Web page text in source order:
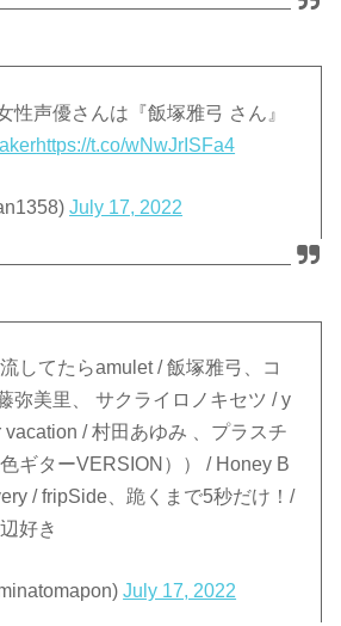
性声優さんは『飯塚雅弓 さん』
https://t.co/wNwJrISFa4
July 17, 2022
してたらamulet / 飯塚雅弓、コ
弥美里、 サクライロノキセツ / y
/ 村田あゆみ 、プラスチ
ギターVERSION）） / Honey B
/ fripSide、跪くまで5秒だけ！/
好き
July 17, 2022